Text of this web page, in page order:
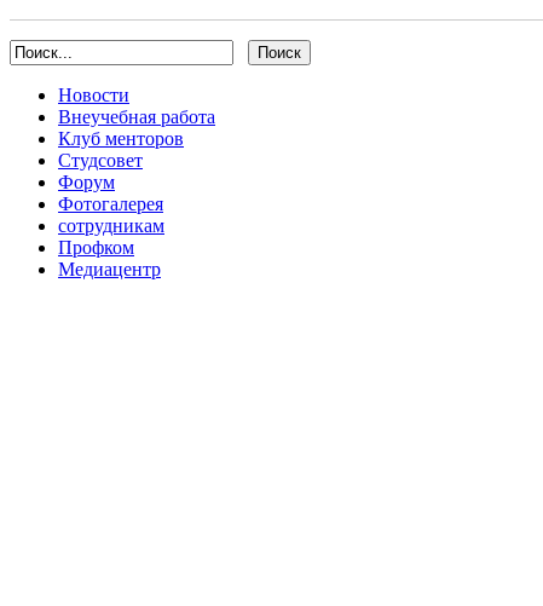
Новости
Внеучебная работа
Клуб менторов
Студсовет
Форум
Фотогалерея
сотрудникам
Профком
Медиацентр